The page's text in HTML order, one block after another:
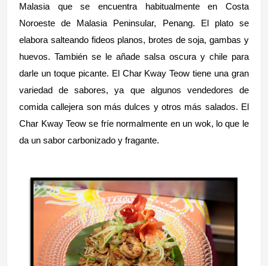
Malasia que se encuentra habitualmente en Costa
Noroeste de Malasia Peninsular, Penang. El plato se
elabora salteando fideos planos, brotes de soja, gambas y
huevos. También se le añade salsa oscura y chile para
darle un toque picante. El Char Kway Teow tiene una gran
variedad de sabores, ya que algunos vendedores de
comida callejera son más dulces y otros más salados. El
Char Kway Teow se fríe normalmente en un wok, lo que le
da un sabor carbonizado y fragante.